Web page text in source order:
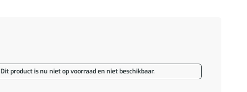
Dit product is nu niet op voorraad en niet beschikbaar.